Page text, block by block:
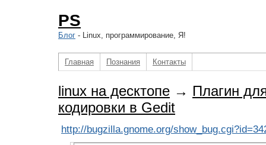
PS
Блог - Linux, программирование, Я!
Главная Познания Контакты
linux на десктопе → Плагин
кодировки в Gedit
http://bugzilla.gnome.org/